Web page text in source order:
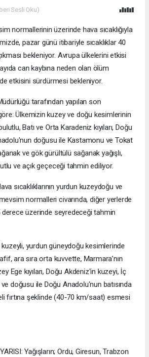
Sesli Oku)
normallerinin üzerinde hava sıcaklığıyla
pazar günü itibariyle sıcaklıklar 40
bekleniyor. Avrupa ülkelerini etkisi
can kaybına neden olan ölüm
etkisini sürdürmesi bekleniyor.
tarafından yapılan son
Ülkemizin kuzey ve doğu kesimlerinin
Batı ve Orta Karadeniz kıyıları, Doğu
doğusu ile Kastamonu ve Tokat
ve gök gürültülü sağanak yağışlı,
ve açık geçeceği tahmin ediliyor.
sıcaklıklarının yurdun kuzeydoğu ve
normalleri civarında, diğer yerlerde
üzerinde seyredeceği tahmin
kuzeyli, yurdun güneydoğu kesimlerinde
ara sıra orta kuvvette, Marmara’nın
Ege kıyıları, Doğu Akdeniz'in kuzeyi, İç
doğusu ile Doğu Anadolu'nun batısında
fırtına şeklinde (40-70 km/saat) esmesi
Yağışların; Ordu, Giresun, Trabzon